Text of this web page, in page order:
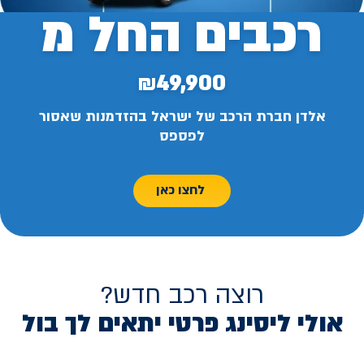
רכבים החל מ
₪49,900
אלדן חברת הרכב של ישראל בהזדמנות שאסור
לפספס
לחצו כאן
רוצה רכב חדש?
אולי ליסינג פרטי יתאים לך בול